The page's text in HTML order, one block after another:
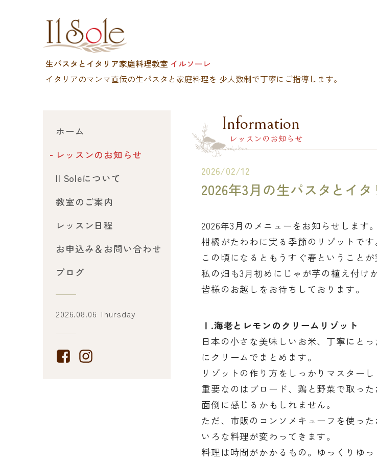
生パスタとイタリア家庭料理教室 イルソーレ
イタリアのマンマ直伝の生パスタと家庭料理を 少人数制で丁寧にご指導します。
ホーム
レッスンのお知らせ
Il Soleについて
教室のご案内
レッスン日程
お申込み＆お問い合わせ
ブログ
2026.08.06 Thursday
Information
レッスンのお知らせ
2026/02/12
2026年3月の生パスタとイ
2026年3月のメニューをお知らせします。
柑橘がたわわに実る季節のリゾットです
この頃になるともうすぐ春ということが
私の畑も3月初めにじゃが芋の植え付け
皆様のお越しをお待ちしております。
Ⅰ.海老とレモンのクリームリゾット
日本の小さな美味しいお米、丁寧にと
にクリームでまとめます。
リゾットの作り方をしっかりマスターし
重要なのはブロード、鶏と野菜で取っ
面倒に感じるかもしれません。
ただ、市販のコンソメキューフを使っ
いろな料理が変わってきます。
料理は時間がかかるもの。ゆっくりゆっ